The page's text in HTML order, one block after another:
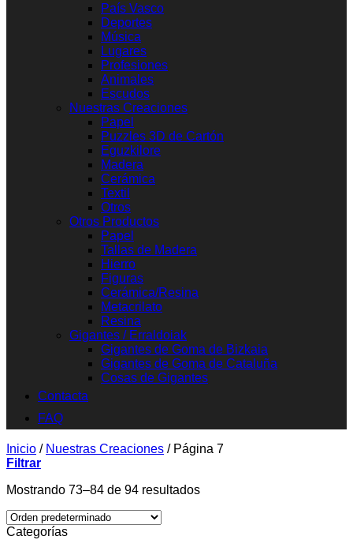
País Vasco
Deportes
Música
Lugares
Profesiones
Animales
Escudos
Nuestras Creaciones
Papel
Puzzles 3D de Cartón
Eguzkilore
Madera
Cerámica
Textil
Otros
Otros Productos
Papel
Tallas de Madera
Hierro
Figuras
Cerámica/Resina
Metacrilato
Resina
Gigantes / Erraldoiak
Gigantes de Goma de Bizkaia
Gigantes de Goma de Cataluña
Cosas de Gigantes
Contacta
FAQ
Inicio / Nuestras Creaciones /Página 7
Filtrar
Mostrando 73–84 de 94 resultados
Categorías